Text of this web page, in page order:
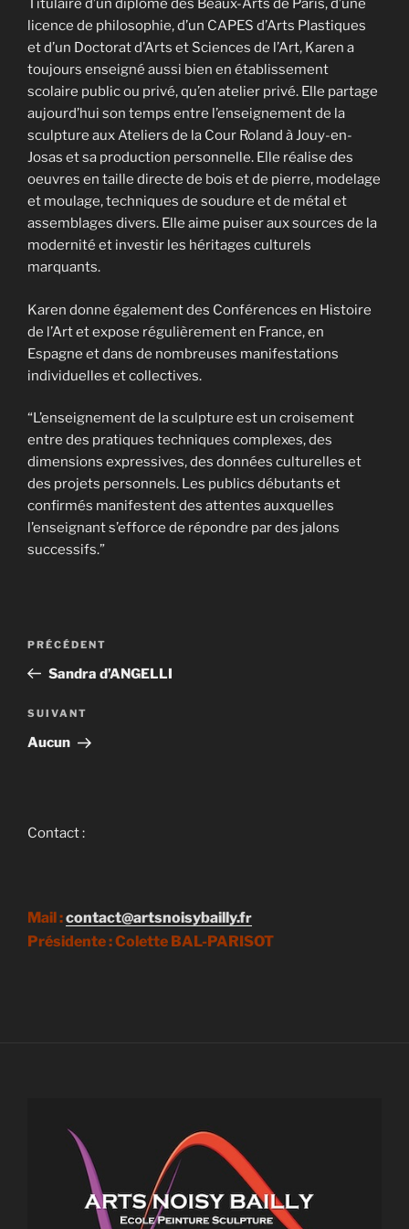
Titulaire d’un diplôme des Beaux-Arts de Paris, d’une
licence de philosophie, d’un CAPES d’Arts Plastiques
et d’un Doctorat d’Arts et Sciences de l’Art, Karen a
toujours enseigné aussi bien en établissement
scolaire public ou privé, qu’en atelier privé. Elle partage
aujourd’hui son temps entre l’enseignement de la
sculpture aux Ateliers de la Cour Roland à Jouy-en-
Josas et sa production personnelle. Elle réalise des
oeuvres en taille directe de bois et de pierre, modelage
et moulage, techniques de soudure et de métal et
assemblages divers. Elle aime puiser aux sources de la
modernité et investir les héritages culturels
marquants.
Karen donne également des Conférences en Histoire
de l’Art et expose régulièrement en France, en
Espagne et dans de nombreuses manifestations
individuelles et collectives.
“L’enseignement de la sculpture est un croisement
entre des pratiques techniques complexes, des
dimensions expressives, des données culturelles et
des projets personnels. Les publics débutants et
confirmés manifestent des attentes auxquelles
l’enseignant s’efforce de répondre par des jalons
successifs.”
Navigation
l’article
Article
précédent
PRÉCÉDENT
Sandra d’ANGELLI
Article
suivant
SUIVANT
Aucun
Contact :
Mail :contact@artsnoisybailly.fr
Présidente : Colette BAL-PARISOT